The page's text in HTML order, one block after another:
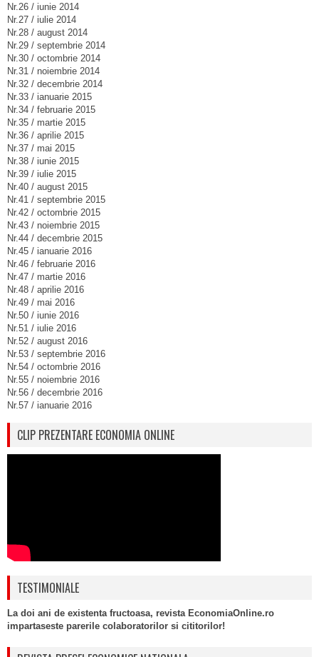
Nr.26 / iunie 2014
Nr.27 / iulie 2014
Nr.28 / august 2014
Nr.29 / septembrie 2014
Nr.30 / octombrie 2014
Nr.31 / noiembrie 2014
Nr.32 / decembrie 2014
Nr.33 / ianuarie 2015
Nr.34 / februarie 2015
Nr.35 / martie 2015
Nr.36 / aprilie 2015
Nr.37 / mai 2015
Nr.38 / iunie 2015
Nr.39 / iulie 2015
Nr.40 / august 2015
Nr.41 / septembrie 2015
Nr.42 / octombrie 2015
Nr.43 / noiembrie 2015
Nr.44 / decembrie 2015
Nr.45 / ianuarie 2016
Nr.46 / februarie 2016
Nr.47 / martie 2016
Nr.48 / aprilie 2016
Nr.49 / mai 2016
Nr.50 / iunie 2016
Nr.51 / iulie 2016
Nr.52 / august 2016
Nr.53 / septembrie 2016
Nr.54 / octombrie 2016
Nr.55 / noiembrie 2016
Nr.56 / decembrie 2016
Nr.57 / ianuarie 2016
CLIP PREZENTARE ECONOMIA ONLINE
TESTIMONIALE
La doi ani de existenta fructoasa, revista EconomiaOnline.ro
impartaseste parerile colaboratorilor si cititorilor!